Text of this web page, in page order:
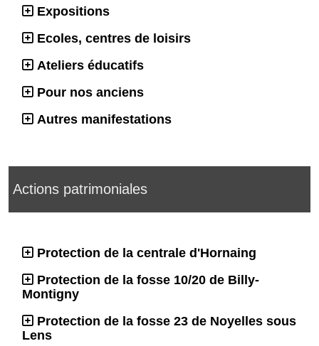
Expositions
Ecoles, centres de loisirs
Ateliers éducatifs
Pour nos anciens
Autres manifestations
Actions patrimoniales
Protection de la centrale d'Hornaing
Protection de la fosse 10/20 de Billy-
Montigny
Protection de la fosse 23 de Noyelles sous
Lens